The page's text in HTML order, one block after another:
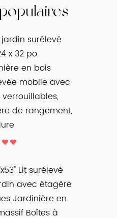
surélevé
x 32 po
en bois
mobile avec
verrouillables,
de rangement,
Lit surélevé
avec étagère
Jardinière en
Boîtes à